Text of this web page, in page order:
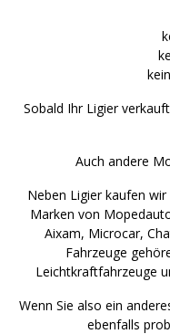
Sobald Ihr Ligier
Auch andere
Neben Ligier kaufen
Marken von
Aixam, Microcar,
Fahrzeuge
Leichtkraftfahrzeuge
Wenn Sie also ein
ebenfalls